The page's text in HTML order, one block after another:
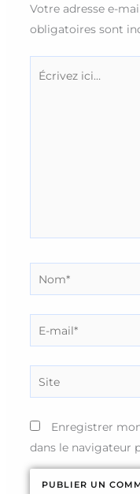
Votre adresse e-
obligatoires sont
Nom*
E-
mail*
Site
Enregistrer
dans le navigateur